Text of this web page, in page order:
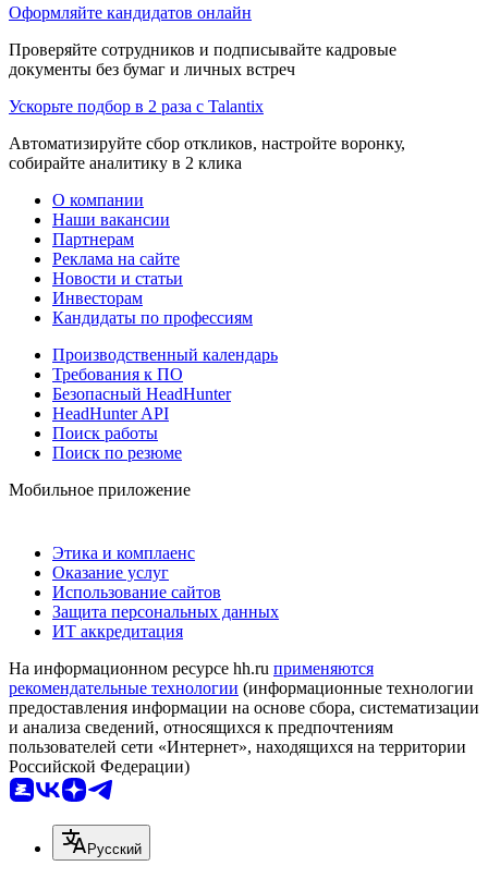
Оформляйте кандидатов онлайн
Проверяйте сотрудников и подписывайте кадровые
документы без бумаг и личных встреч
Ускорьте подбор в 2 раза с Talantix
Автоматизируйте сбор откликов, настройте воронку,
собирайте аналитику в 2 клика
О компании
Наши вакансии
Партнерам
Реклама на сайте
Новости и статьи
Инвесторам
Кандидаты по профессиям
Производственный календарь
Требования к ПО
Безопасный HeadHunter
HeadHunter API
Поиск работы
Поиск по резюме
Мобильное приложение
Этика и комплаенс
Оказание услуг
Использование сайтов
Защита персональных данных
ИТ аккредитация
На информационном ресурсе hh.ru применяются
рекомендательные технологии (информационные технологии
предоставления информации на основе сбора, систематизации
и анализа сведений, относящихся к предпочтениям
пользователей сети «Интернет», находящихся на территории
Российской Федерации)
Русский